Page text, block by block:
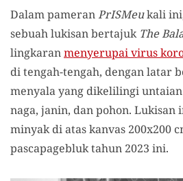
Dalam pameranPrISMeukali
sebuah lukisan bertajuk The
lingkaranmenyerupai virus
di tengah-tengah, dengan latar
menyala yang dikelilingi
naga, janin, dan pohon.
minyak di atas kanvas 200x200
pascapagebluk tahun 2023 ini.